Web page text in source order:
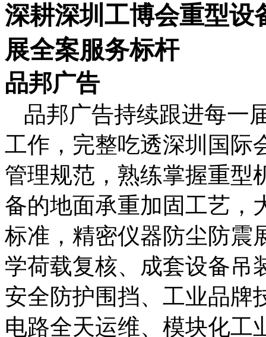
深耕深圳工博会重型设
展全案服务标杆
品邦广告
品邦广告持续跟进每一
工作，完整吃透深圳国际
管理规范，熟练掌握重型
备的地面承重加固工艺，
标准，精密仪器防尘防震
学荷载复核、成套设备吊
安全防护围挡、工业品牌
电路全天运维、模块化工